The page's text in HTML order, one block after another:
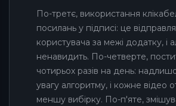
По-третє, використання
посилань у підписі: це
користувача за межі додатку, і
ненавидить. По-четверте,
чотирьох разів на день:
увагу алгоритму, і кожне відео
меншу вибірку. По-п'яте,